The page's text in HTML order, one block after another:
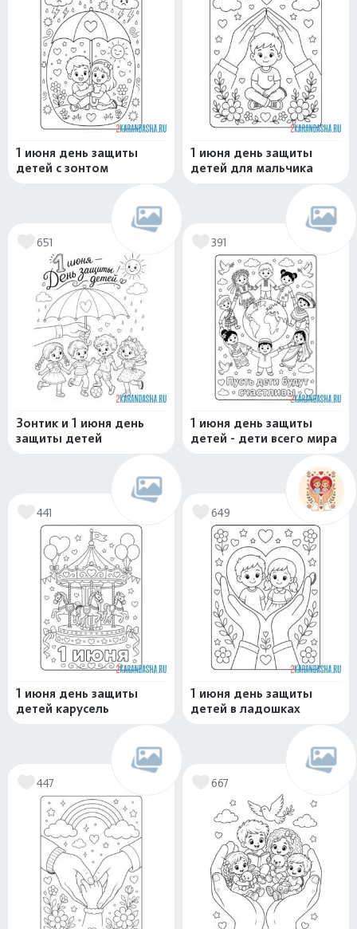
1 июня день защиты
детей с зонтом
1 июня день защиты
детей для мальчика
651
Зонтик и 1 июня день
защиты детей
391
1 июня день защиты
детей - дети всего мира
441
1 июня день защиты
детей карусель
649
1 июня день защиты
детей в ладошках
447 667